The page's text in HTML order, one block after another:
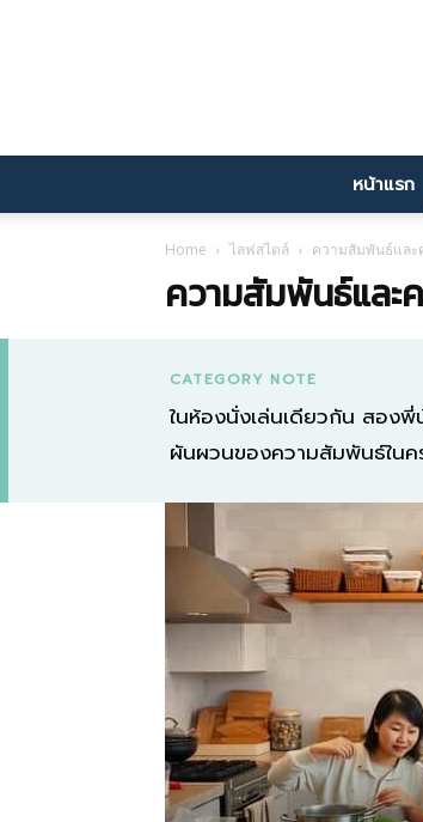
หน้าแรก
Home ไลฟสไตล์ ความสัมพันธ์และ
ความสัมพันธ์และ
CATEGORY NOTE
ในห้องนั่งเล่นเดียวกัน สอง
ผันผวนของความสัมพันธ์ในค